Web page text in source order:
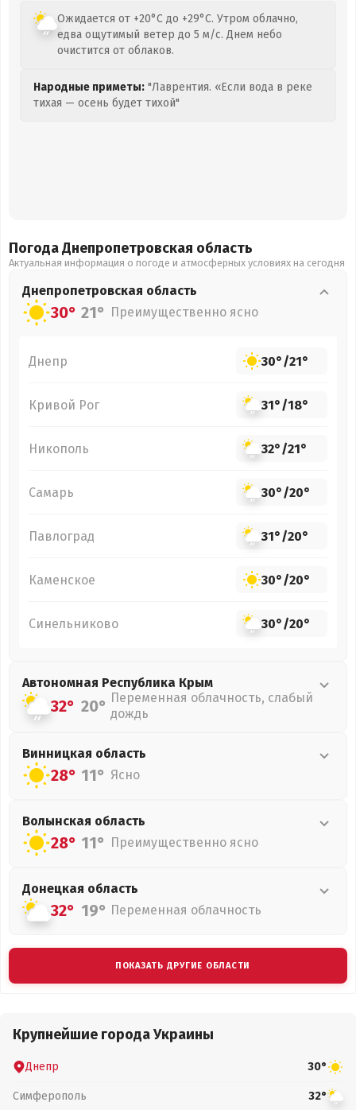
Ожидается от +20°C до +29°C. Утром облачно,
едва ощутимый ветер до 5 м/с. Днем небо
очистится от облаков.
Народные приметы: "Лаврентия. «Если вода в реке
тихая — осень будет тихой"
Погода Днепропетровская область
Актуальная информация о погоде и атмосферных условиях на сегодня
Днепропетровская область
30° 21° Преимущественно ясно
Днепр 30°/21°
Кривой Рог 31°/18°
Никополь 32°/21°
Самарь 30°/20°
Павлоград 31°/20°
Каменское 30°/20°
Синельниково 30°/20°
Автономная Республика Крым
32° 20° Переменная облачность, слабый
дождь
Винницкая область
28° 11° Ясно
Волынская область
28° 11° Преимущественно ясно
Донецкая область
32° 19° Переменная облачность
ПОКАЗАТЬ ДРУГИЕ ОБЛАСТИ
Крупнейшие города Украины
Днепр 30°
Симферополь 32°